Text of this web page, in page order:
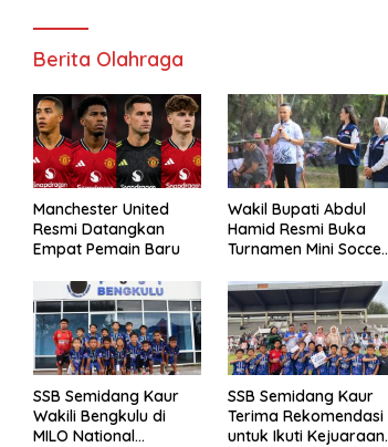
Berita Olahraga
Manchester United
Resmi Datangkan
Empat Pemain Baru
Wakil Bupati Abdul
Hamid Resmi Buka
Turnamen Mini Soccer
SSB Semidang Kaur
Wakili Bengkulu di
MILO National
SSB Semidang Kaur
Terima Rekomendasi
untuk Ikuti Kejuaraan